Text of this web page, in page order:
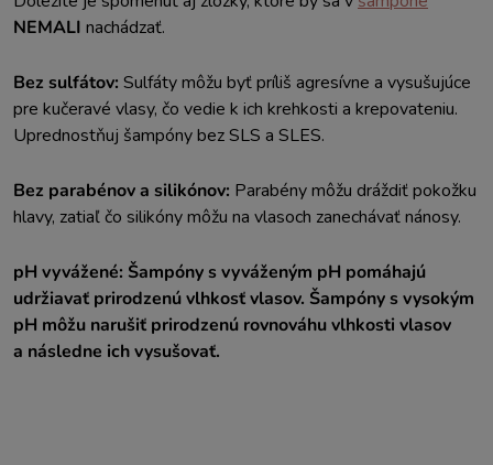
NEMALI nachádzať.
Bez sulfátov: Sulfáty môžu byť príliš agresívne a vysušujúce
pre kučeravé vlasy, čo vedie k ich krehkosti a krepovateniu.
Uprednostňuj šampóny bez SLS a SLES.
Bez parabénov a silikónov: Parabény môžu dráždiť pokožku
hlavy, zatiaľ čo silikóny môžu na vlasoch zanechávať nánosy.
pH vyvážené: Šampóny s vyváženým pH pomáhajú
udržiavať prirodzenú vlhkosť vlasov. Šampóny s vysokým
pH môžu narušiť prirodzenú rovnováhu vlhkosti vlasov
a následne ich vysušovať.